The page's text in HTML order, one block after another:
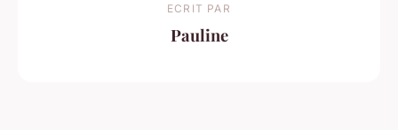
ECRIT PAR
Pauline